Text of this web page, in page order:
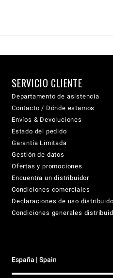
SERVICIO CLIENTE
Departamento de asistencia
Contacto / Dónde estamos
Envíos & Devoluciones
Estado del pedido
Garantía Limitada
Gestión de datos
Ofertas y promociones
Encuentra un distribuidor
Condiciones comerciales
Declaraciones de uso
Condiciones generales
España | Spain